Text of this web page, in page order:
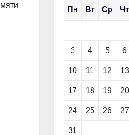
Пн Вт Ср Чт
3 4 5 6
10 11 12 13
17 18 19 20
24 25 26 27
31